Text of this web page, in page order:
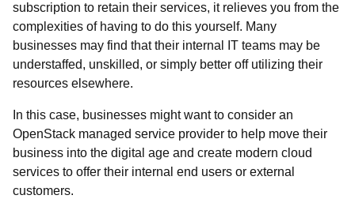
subscription to retain their services, it relieves you from the
complexities of having to do this yourself. Many
businesses may find that their internal IT teams may be
understaffed, unskilled, or simply better off utilizing their
resources elsewhere.
In this case, businesses might want to consider an
OpenStack managed service provider to help move their
business into the digital age and create modern cloud
services to offer their internal end users or external
customers.